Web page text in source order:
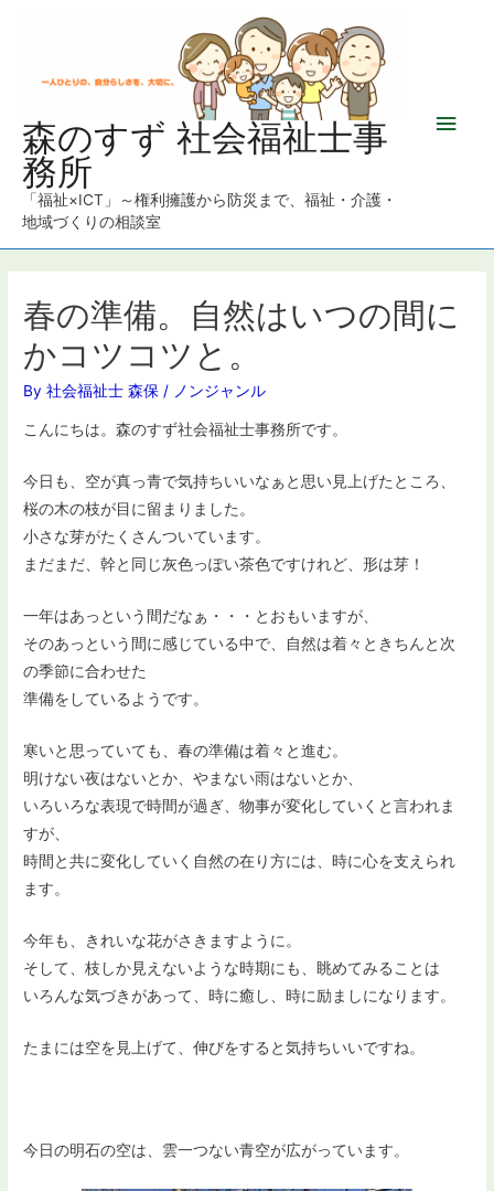
森のすず 社会福祉士事
務所
「福祉×ICT」～権利擁護から防災まで、福祉・介護・
地域づくりの相談室
メ
ニ
春の準備。自然はいつの間に
かコツコツと。
By社会福祉士 森保 / ノンジャンル
こんにちは。森のすず社会福祉士事務所です。
今日も、空が真っ青で気持ちいいなぁと思い見上げたところ、
桜の木の枝が目に留まりました。
小さな芽がたくさんついています。
まだまだ、幹と同じ灰色っぽい茶色ですけれど、形は芽！
一年はあっという間だなぁ・・・とおもいますが、
そのあっという間に感じている中で、自然は着々ときちんと次
の季節に合わせた
準備をしているようです。
寒いと思っていても、春の準備は着々と進む。
明けない夜はないとか、やまない雨はないとか、
いろいろな表現で時間が過ぎ、物事が変化していくと言われま
すが、
時間と共に変化していく自然の在り方には、時に心を支えられ
ます。
今年も、きれいな花がさきますように。
そして、枝しか見えないような時期にも、眺めてみることは
いろんな気づきがあって、時に癒し、時に励ましになります。
たまには空を見上げて、伸びをすると気持ちいいですね。
今日の明石の空は、雲一つない青空が広がっています。